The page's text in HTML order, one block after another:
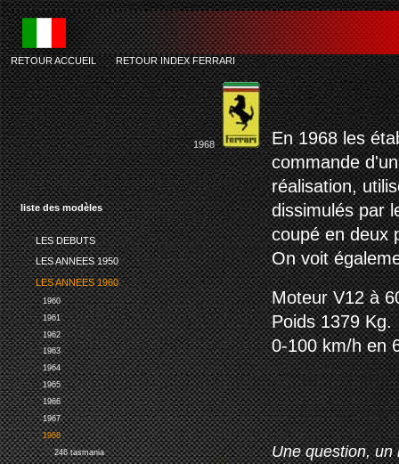
liste des modèles
LES DEBUTS
LES ANNEES 1950
LES ANNEES 1960
1960
1961
1962
1963
1964
1965
1966
1967
1968
246 tasmania
RETOUR ACCUEIL-RETOUR INDEX FERRARI
1968
En 1968 les
commande
réalisation,
dissimulés par
coupé en deux
On voit
Moteur V12 à
Poids 1379 Kg.
0-100 km/h en
Une question, un